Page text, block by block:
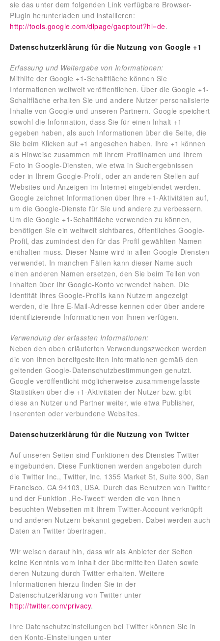
sie das unter dem folgenden Link verfügbare Browser-
Plugin herunterladen und installieren:
http://tools.google.com/dlpage/gaoptout?hl=de.
Datenschutzerklärung für die Nutzung von Google +1
Erfassung und Weitergabe von Informationen:
Mithilfe der Google +1-Schaltfläche können Sie
Informationen weltweit veröffentlichen. Über die Google +1-
Schaltfläche erhalten Sie und andere Nutzer personalisierte
Inhalte von Google und unseren Partnern. Google speichert
sowohl die Information, dass Sie für einen Inhalt +1
gegeben haben, als auch Informationen über die Seite, die
Sie beim Klicken auf +1 angesehen haben. Ihre +1 können
als Hinweise zusammen mit Ihrem Profilnamen und Ihrem
Foto in Google-Diensten, wie etwa in Suchergebnissen
oder in Ihrem Google-Profil, oder an anderen Stellen auf
Websites und Anzeigen im Internet eingeblendet werden.
Google zeichnet Informationen über Ihre +1-Aktivitäten auf,
um die Google-Dienste für Sie und andere zu verbessern.
Um die Google +1-Schaltfläche verwenden zu können,
benötigen Sie ein weltweit sichtbares, öffentliches Google-
Profil, das zumindest den für das Profil gewählten Namen
enthalten muss. Dieser Name wird in allen Google-Diensten
verwendet. In manchen Fällen kann dieser Name auch
einen anderen Namen ersetzen, den Sie beim Teilen von
Inhalten über Ihr Google-Konto verwendet haben. Die
Identität Ihres Google-Profils kann Nutzern angezeigt
werden, die Ihre E-Mail-Adresse kennen oder über andere
identifizierende Informationen von Ihnen verfügen.
Verwendung der erfassten Informationen:
Neben den oben erläuterten Verwendungszwecken werden
die von Ihnen bereitgestellten Informationen gemäß den
geltenden Google-Datenschutzbestimmungen genutzt.
Google veröffentlicht möglicherweise zusammengefasste
Statistiken über die +1-Aktivitäten der Nutzer bzw. gibt
diese an Nutzer und Partner weiter, wie etwa Publisher,
Inserenten oder verbundene Websites.
Datenschutzerklärung für die Nutzung von Twitter
Auf unseren Seiten sind Funktionen des Dienstes Twitter
eingebunden. Diese Funktionen werden angeboten durch
die Twitter Inc., Twitter, Inc. 1355 Market St, Suite 900, San
Francisco, CA 94103, USA. Durch das Benutzen von Twitter
und der Funktion „Re-Tweet“ werden die von Ihnen
besuchten Webseiten mit Ihrem Twitter-Account verknüpft
und anderen Nutzern bekannt gegeben. Dabei werden auch
Daten an Twitter übertragen.
Wir weisen darauf hin, dass wir als Anbieter der Seiten
keine Kenntnis vom Inhalt der übermittelten Daten sowie
deren Nutzung durch Twitter erhalten. Weitere
Informationen hierzu finden Sie in der
Datenschutzerklärung von Twitter unter
http://twitter.com/privacy.
Ihre Datenschutzeinstellungen bei Twitter können Sie in
den Konto-Einstellungen unter